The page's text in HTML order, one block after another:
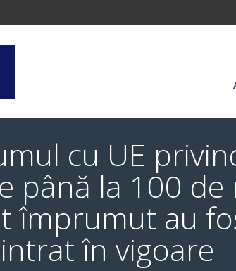
cu UE
până la 100
împrumut au
în vigoare